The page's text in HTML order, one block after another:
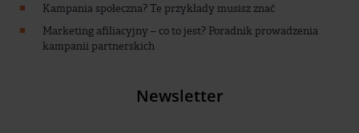
Kampania społeczna? Te przykłady musisz znać
Marketing afiliacyjny – co to jest? Poradnik prowadzenia
kampanii partnerskich
Newsletter